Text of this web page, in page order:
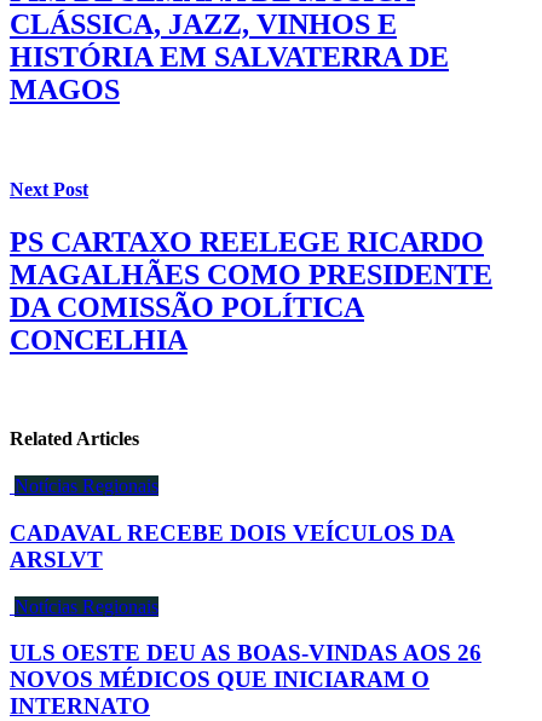
CLÁSSICA, JAZZ, VINHOS E
HISTÓRIA EM SALVATERRA DE
MAGOS
Next Post
PS CARTAXO REELEGE RICARDO
MAGALHÃES COMO PRESIDENTE
DA COMISSÃO POLÍTICA
CONCELHIA
Related Articles
Notícias Regionais
CADAVAL RECEBE DOIS VEÍCULOS DA
ARSLVT
Notícias Regionais
ULS OESTE DEU AS BOAS-VINDAS AOS 26
NOVOS MÉDICOS QUE INICIARAM O
INTERNATO